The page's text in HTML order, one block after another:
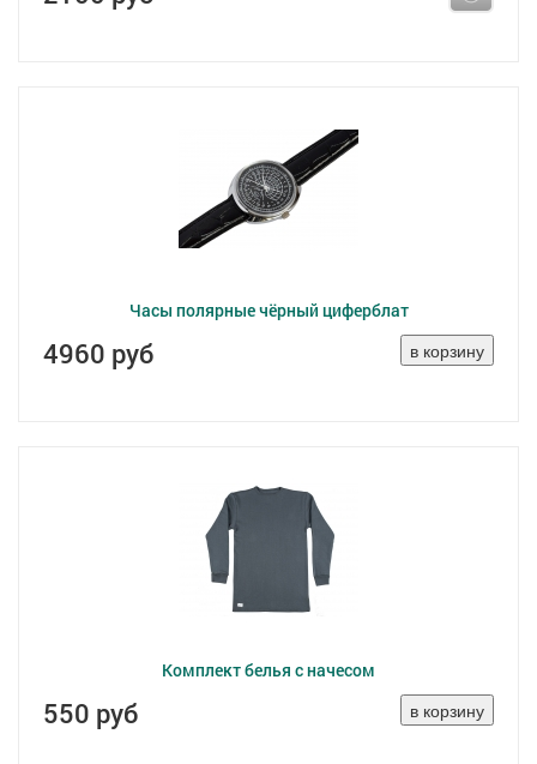
Часы полярные чёрный циферблат
4960 руб
Комплект белья с начесом
550 руб